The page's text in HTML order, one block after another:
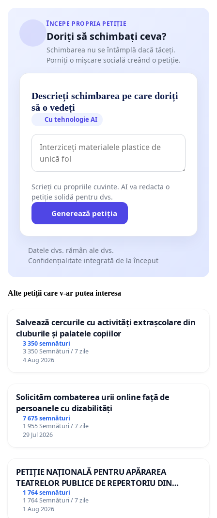
ÎNCEPE PROPRIA PETIȚIE
Doriți să schimbați ceva?
Schimbarea nu se întâmplă dacă tăceți.
Porniți o mișcare socială creând o petiție.
Descrieți schimbarea pe care doriți
să o vedeți
Cu tehnologie AI
Scrieți cu propriile cuvinte. AI va redacta o
petiție solidă pentru dvs.
Generează petiția
Datele dvs. rămân ale dvs.
Confidențialitate integrată de la început
Alte petiții care v-ar putea interesa
Salvează cercurile cu activități extrașcolare din
cluburile și palatele copiilor
3 350 semnături
3 350 Semnături / 7 zile
4 Aug 2026
Solicităm combaterea urii online față de
persoanele cu dizabilități
7 675 semnături
1 955 Semnături / 7 zile
29 Jul 2026
PETIȚIE NAȚIONALĂ PENTRU APĂRAREA
TEATRELOR PUBLICE DE REPERTORIU DIN
ROMÂNIA
1 764 semnături
1 764 Semnături / 7 zile
1 Aug 2026